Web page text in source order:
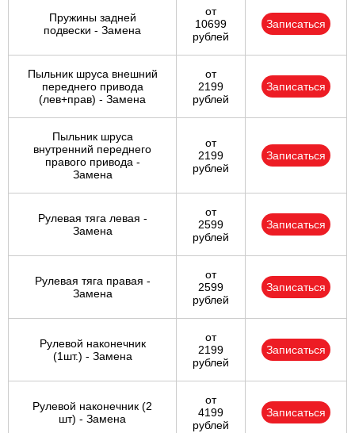
Пружины задней
подвески - Замена
от
10699
рублей
Записаться
Пыльник шруса внешний
переднего привода
(лев+прав) - Замена
от
2199
рублей
Записаться
Пыльник шруса
внутренний переднего
правого привода -
Замена
от
2199
рублей
Записаться
Рулевая тяга левая -
Замена
от
2599
рублей
Записаться
Рулевая тяга правая -
Замена
от
2599
рублей
Записаться
Рулевой наконечник
(1шт.) - Замена
от
2199
рублей
Записаться
Рулевой наконечник (2
шт) - Замена
от
4199
рублей
Записаться